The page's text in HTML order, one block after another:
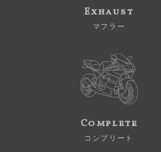
Exhaust
マフラー
Complete
コンプリート